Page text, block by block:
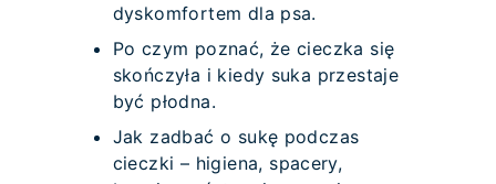
dyskomfortem dla psa.
Po czym poznać, że cieczka się
skończyła i kiedy suka przestaje
być płodna.
Jak zadbać o sukę podczas
cieczki – higiena, spacery,